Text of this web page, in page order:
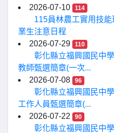
2026-07-10
114
115員林農工實用技
業生注意日程
2026-07-29
110
彰化縣立福興國民中
教師甄選簡章(一次...
2026-07-08
96
彰化縣立福興國民中
工作人員甄選簡章(...
2026-07-22
90
彰化縣立福興國民中